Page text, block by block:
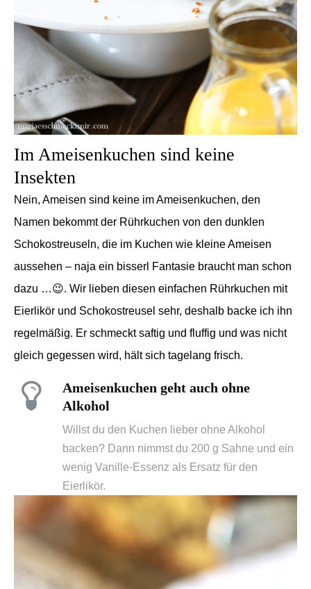
Im Ameisenkuchen sind keine
Insekten
Nein, Ameisen sind keine im Ameisenkuchen, den
Namen bekommt der Rührkuchen von den dunklen
Schokostreuseln, die im Kuchen wie kleine Ameisen
aussehen – naja ein bisserl Fantasie braucht man schon
dazu …😉. Wir lieben diesen einfachen Rührkuchen mit
Eierlikör und Schokostreusel sehr, deshalb backe ich ihn
regelmäßig. Er schmecktsaftig und fluffig und was nicht
gleich gegessen wird, hält sich tagelang frisch.
Ameisenkuchen geht auch ohne
Alkohol
Willst du den Kuchen lieber ohne Alkohol
backen? Dann nimmst du 200 g Sahne und ein
wenig Vanille-Essenz als Ersatz für den
Eierlikör.